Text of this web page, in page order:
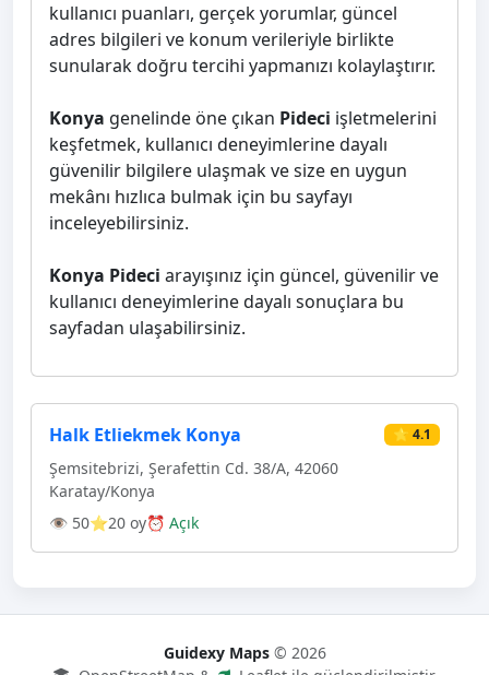
kullanıcı puanları, gerçek yorumlar, güncel
adres bilgileri ve konum verileriyle birlikte
sunularak doğru tercihi yapmanızı kolaylaştırır.
Konya genelinde öne çıkan Pideci işletmelerini
keşfetmek, kullanıcı deneyimlerine dayalı
güvenilir bilgilere ulaşmak ve size en uygun
mekânı hızlıca bulmak için bu sayfayı
inceleyebilirsiniz.
Konya Pideci arayışınız için güncel, güvenilir ve
kullanıcı deneyimlerine dayalı sonuçlara bu
sayfadan ulaşabilirsiniz.
Halk Etliekmek Konya ⭐ 4.1
Şemsitebrizi, Şerafettin Cd. 38/A, 42060
Karatay/Konya
👁 50⭐20 oy⏰ Açık
Guidexy Maps© 2026